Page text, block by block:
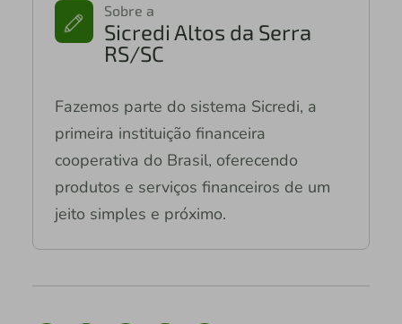
Sobre a
Sicredi Altos da Serra
RS/SC
Fazemos parte do sistema Sicredi, a
primeira instituição financeira
cooperativa do Brasil, oferecendo
produtos e serviços financeiros de um
jeito simples e próximo.